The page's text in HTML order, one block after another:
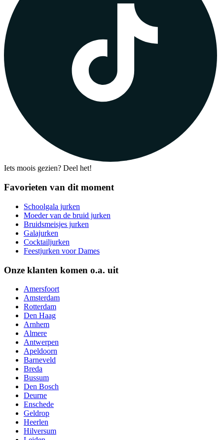
Iets moois gezien? Deel het!
Favorieten van dit moment
Schoolgala jurken
Moeder van de bruid jurken
Bruidsmeisjes jurken
Galajurken
Cocktailjurken
Feestjurken voor Dames
Onze klanten komen o.a. uit
Amersfoort
Amsterdam
Rotterdam
Den Haag
Arnhem
Almere
Antwerpen
Apeldoorn
Barneveld
Breda
Bussum
Den Bosch
Deurne
Enschede
Geldrop
Heerlen
Hilversum